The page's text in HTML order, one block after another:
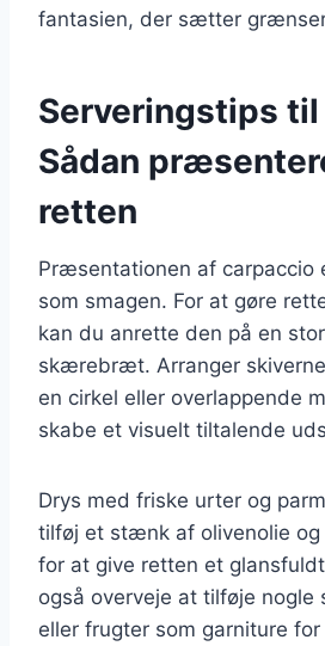
fantasien, der sætter
Serveringstips
Sådan
retten
Præsentationen af carpaccio
som smagen. For at gøre
kan du anrette den på en
skærebræt. Arranger
en cirkel eller overlappende
skabe et visuelt tiltalende
Drys med friske urter og
tilføj et stænk af olivenolie og
for at give retten et
også overveje at tilføje nogle
eller frugter som garniture